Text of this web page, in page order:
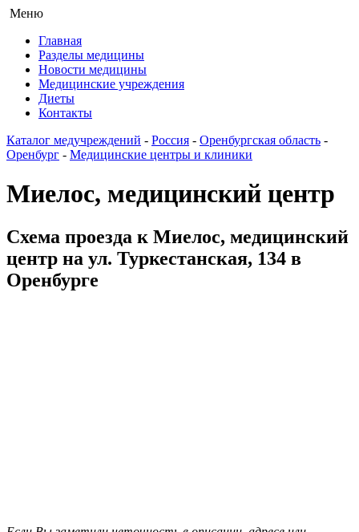
Меню
Главная
Разделы медицины
Новости медицины
Медицинские учреждения
Диеты
Контакты
Каталог медучреждений - Россия - Оренбургская область -
Оренбург - Медицинские центры и клиники
Миелос, медицинский центр
Схема проезда к Миелос, медицинский
центр на ул. Туркестанская, 134 в
Оренбурге